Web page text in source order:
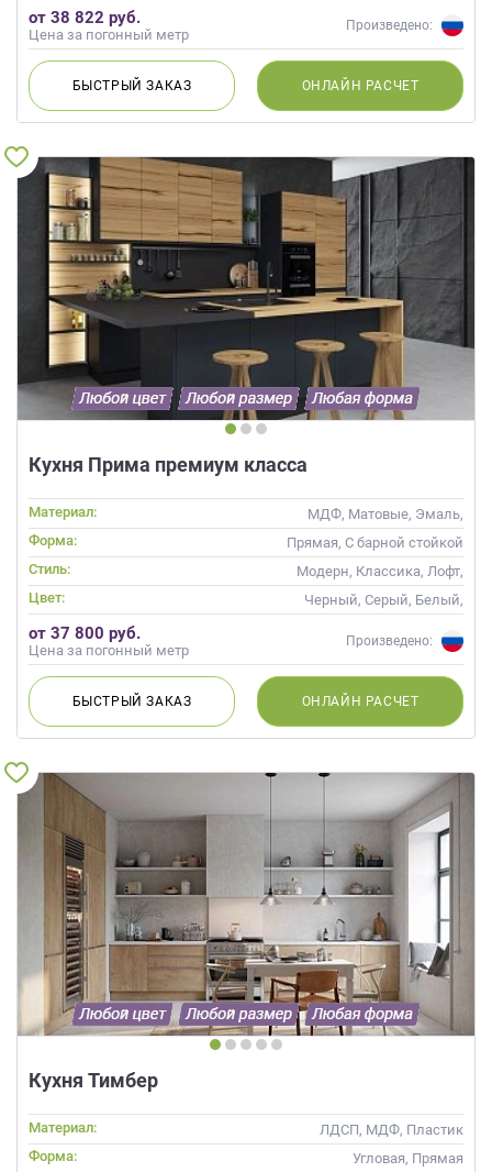
от 38 822 руб.
Цена за погонный метр
Произведено:
БЫСТРЫЙЗАКАЗ ОНЛАЙН РАСЧЕТ
Кухня Прима премиум класса
Материал:
МДФ, Матовые, Эмаль,
Глянцевые
Форма:
Прямая, С барной стойкой
Стиль:
Модерн, Классика, Лофт,
Скандинавский, Неоклассика,
Современные
Цвет:
Черный, Серый, Белый,
Коричневый
от 37 800 руб.
Цена за погонный метр
Произведено:
БЫСТРЫЙЗАКАЗ ОНЛАЙН РАСЧЕТ
Кухня Тимбер
Материал:
ЛДСП, МДФ, Пластик
Форма:
Угловая, Прямая